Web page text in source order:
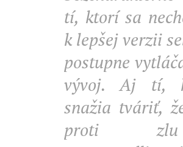
tí, ktorí sa
k lepšej verzii
postupne
vývoj. Aj tí,
snažia tváriť,
proti